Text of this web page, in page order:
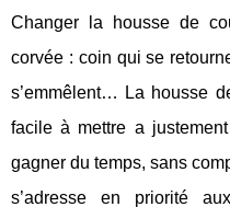
Changer la housse de
corvée : coin qui se
s’emmêlent… La housse
facile à mettre a
gagner du temps, sans
s’adresse en priorité